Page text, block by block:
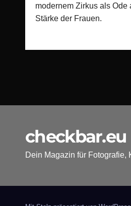
modernem Zirkus als Ode
Stärke der Frauen.
checkbar.eu
Dein Magazin für Fotografie,